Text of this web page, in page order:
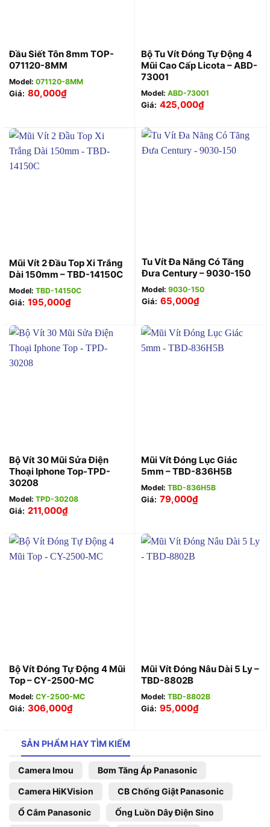
Đầu Siết Tôn 8mm TOP-
071120-8MM
Model: 071120-8MM
Giá: 80,000₫
Bộ Tu Vít Đóng Tự Động 4
Mũi Cao Cấp Licota – ABD-
73001
Model: ABD-73001
Giá: 425,000₫
Mũi Vít 2 Đầu Top Xi Trắng
Dài 150mm – TBD-14150C
Model: TBD-14150C
Giá: 195,000₫
Tu Vít Đa Năng Có Tăng
Đưa Century – 9030-150
Model: 9030-150
Giá: 65,000₫
Bộ Vít 30 Mũi Sửa Điện
Thoại Iphone Top-TPD-
30208
Model: TPD-30208
Giá: 211,000₫
Mũi Vít Đóng Lục Giác
5mm – TBD-836H5B
Model: TBD-836H5B
Giá: 79,000₫
Bộ Vít Đóng Tự Động 4 Mũi
Top – CY-2500-MC
Model: CY-2500-MC
Giá: 306,000₫
Mũi Vít Đóng Nâu Dài 5 Ly –
TBD-8802B
Model: TBD-8802B
Giá: 95,000₫
SẢN PHẨM HAY TÌM KIẾM
Camera Imou Bơm Tăng Áp Panasonic
Camera HiKVision CB Chống Giật Panasonic
Ổ Cắm Panasonic Ống Luồn Dây Điện Sino